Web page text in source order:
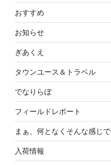
おすすめ
お知らせ
ぎあくえ
タウンユース＆トラベル
でなりらぼ
フィールドレポート
まぁ、何となくそんな感じで
入荷情報